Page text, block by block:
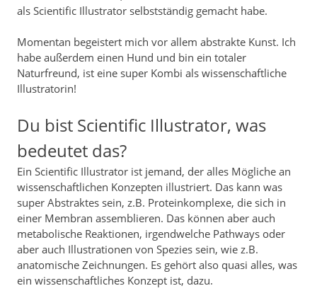
als Scientific Illustrator selbstständig gemacht habe.
Momentan begeistert mich vor allem abstrakte Kunst. Ich
habe außerdem einen Hund und bin ein totaler
Naturfreund, ist eine super Kombi als wissenschaftliche
Illustratorin!
Du bist Scientific Illustrator, was
bedeutet das?
Ein Scientific Illustrator ist jemand, der alles Mögliche an
wissenschaftlichen Konzepten illustriert. Das kann was
super Abstraktes sein, z.B. Proteinkomplexe, die sich in
einer Membran assemblieren. Das können aber auch
metabolische Reaktionen, irgendwelche Pathways oder
aber auch Illustrationen von Spezies sein, wie z.B.
anatomische Zeichnungen. Es gehört also quasi alles, was
ein wissenschaftliches Konzept ist, dazu.